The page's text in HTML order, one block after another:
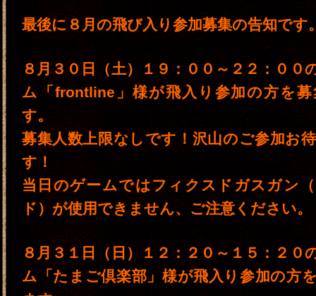
最後に８月の飛び入り参加募集の告知です
８月３０日（土）１９：００～２２：００
ム「frontline」様が飛入り参加の方を
す。
募集人数上限なしです！沢山のご参加お
す！
当日のゲームではフィクスドガスガン
ド）が使用できません、ご注意ください。
８月３１日（日）１２：２０～１５：２０
ム「たまご倶楽部」様が飛入り参加の方